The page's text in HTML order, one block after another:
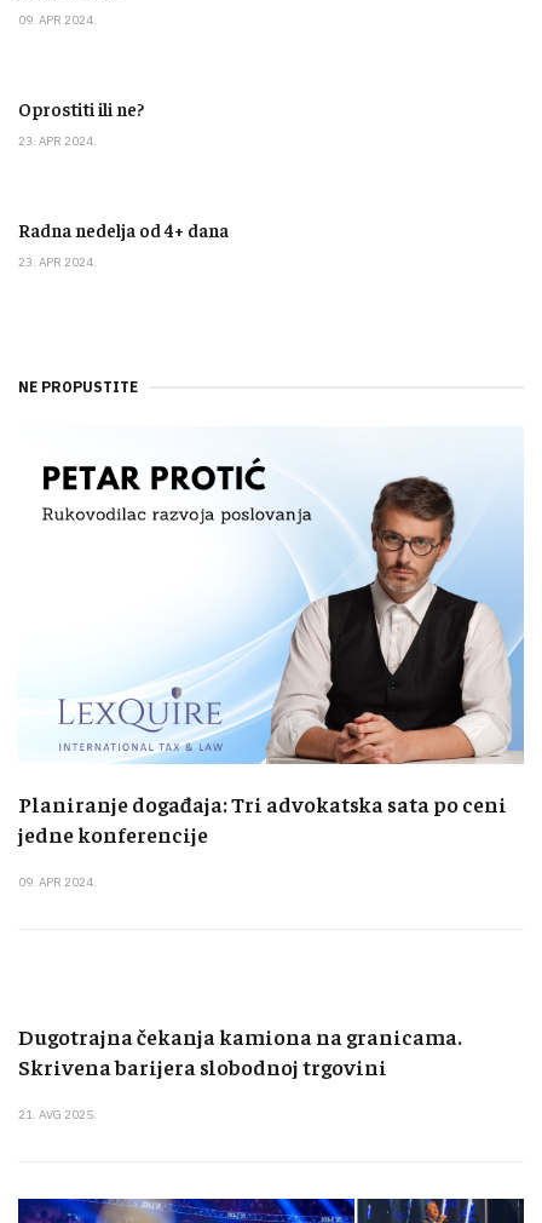
09. APR 2024.
Oprostiti ili ne?
23. APR 2024.
Radna nedelja od 4+ dana
23. APR 2024.
NE PROPUSTITE
Planiranje događaja: Tri advokatska sata po ceni
jedne konferencije
09. APR 2024.
Dugotrajna čekanja kamiona na granicama.
Skrivena barijera slobodnoj trgovini
21. AVG 2025.